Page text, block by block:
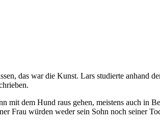
das war die Kunst. Lars studierte anhand
mit dem Hund raus gehen, meistens auch in
Frau würden weder sein Sohn noch seiner